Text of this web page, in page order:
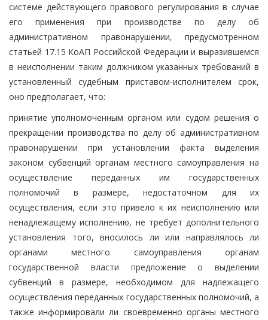
системе действующего правового регулирования в случае
его применения при производстве по делу об
административном правонарушении, предусмотренном
статьей 17.15 КоАП Российской Федерации и выразившемся
в неисполнении таким должником указанных требований в
установленный судебным приставом-исполнителем срок,
оно предполагает, что:
принятие уполномоченным органом или судом решения о
прекращении производства по делу об административном
правонарушении при установлении факта выделения
законом субвенций органам местного самоуправления на
осуществление переданных им государственных
полномочий в размере, недостаточном для их
осуществления, если это привело к их неисполнению или
ненадлежащему исполнению, не требует дополнительного
установления того, вносилось ли или направлялось ли
органами местного самоуправления органам
государственной власти предложение о выделении
субвенций в размере, необходимом для надлежащего
осуществления переданных государственных полномочий, а
также информировали ли своевременно органы местного